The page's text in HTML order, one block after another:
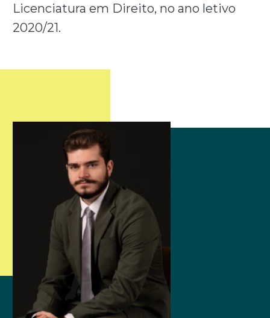
Licenciatura em Direito, no ano letivo
2020/21.